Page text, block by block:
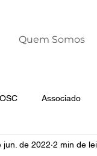
Quem Somos
Associado
Liderança Dia
jun. de 2022 2 min de